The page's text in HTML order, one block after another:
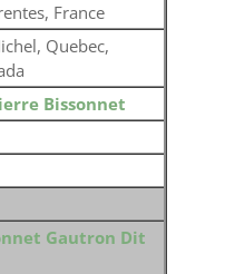
France
Quebec,
Bissonnet
Gautron Dit